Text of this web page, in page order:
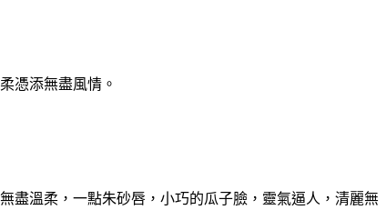
憑添無盡風情。
盡溫柔，一點朱砂唇，小巧的瓜子臉，靈氣逼人，清麗無